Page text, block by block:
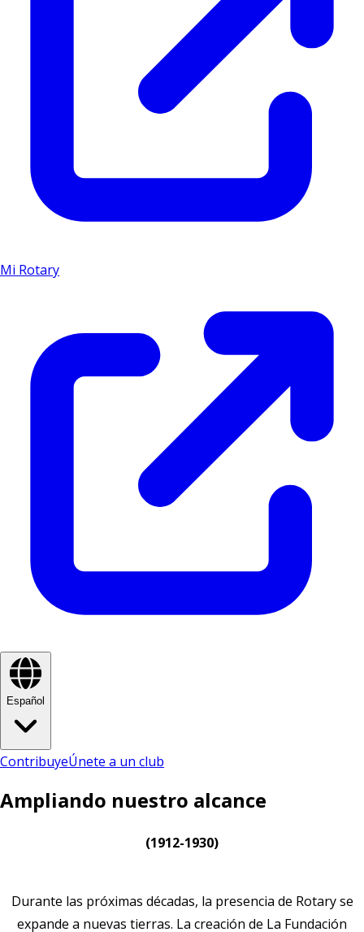
Mi Rotary
Español
ContribuyeÚnete a un club
Ampliando nuestro alcance
(1912-1930)
Durante las próximas décadas, la presencia de Rotary se
expande a nuevas tierras. La creación de La Fundación